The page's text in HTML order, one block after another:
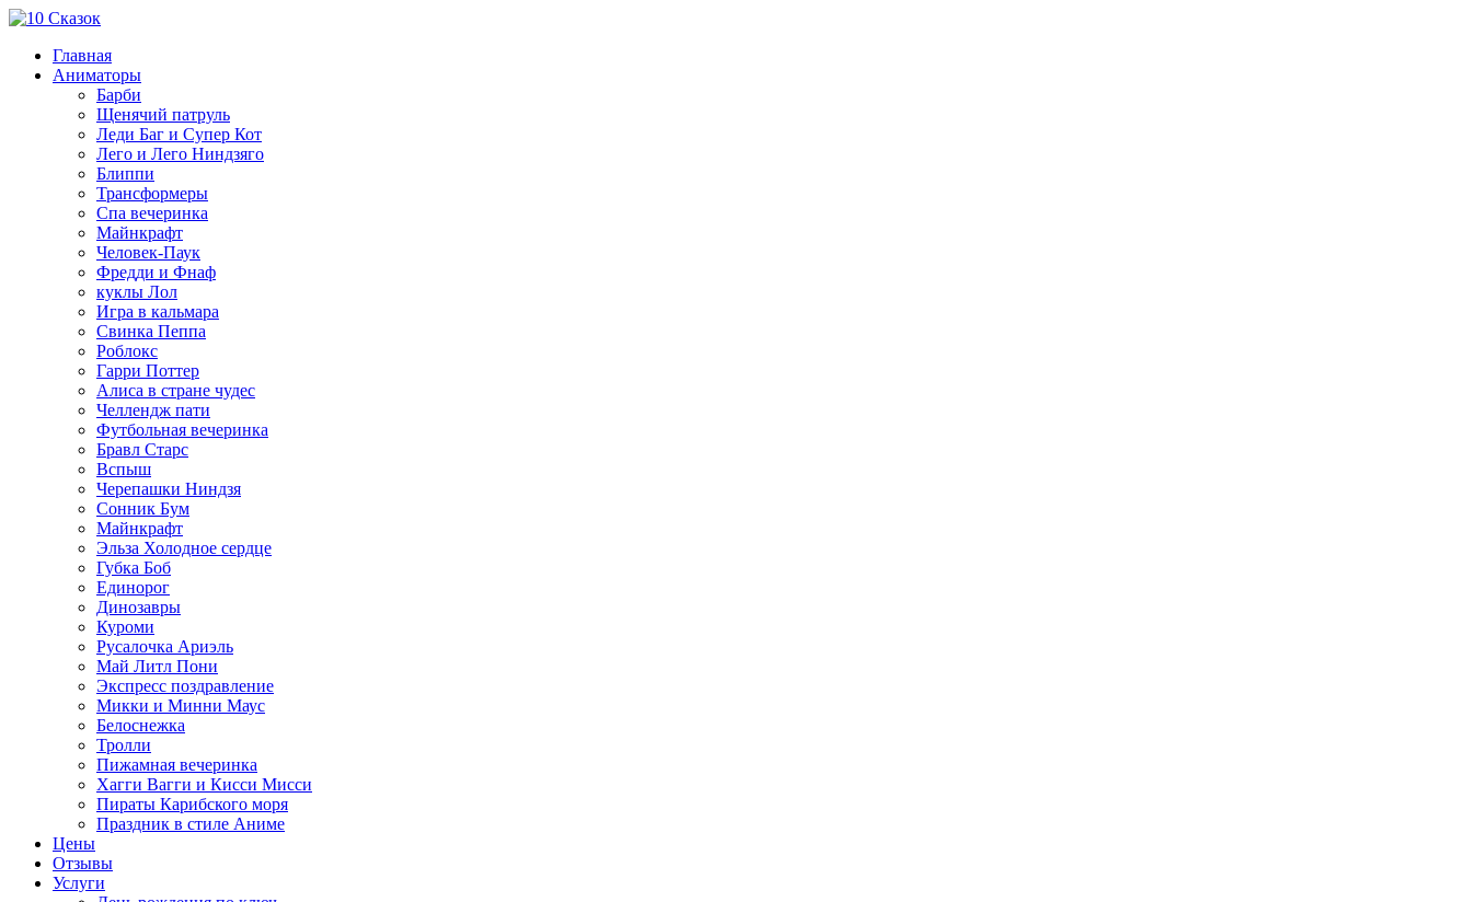
Главная
Аниматоры
Барби
Щенячий патруль
Леди Баг и Супер Кот
Лего и Лего Ниндзяго
Блиппи
Трансформеры
Спа вечеринка
Майнкрафт
Человек-Паук
Фредди и Фнаф
куклы Лол
Игра в кальмара
Свинка Пеппа
Роблокс
Гарри Поттер
Алиса в стране чудес
Челлендж пати
Футбольная вечеринка
Бравл Старс
Вспыш
Черепашки Ниндзя
Сонник Бум
Майнкрафт
Эльза Холодное сердце
Губка Боб
Единорог
Динозавры
Куроми
Русалочка Ариэль
Май Литл Пони
Экспресс поздравление
Микки и Минни Маус
Белоснежка
Тролли
Пижамная вечеринка
Хагги Вагги и Кисси Мисси
Пираты Карибского моря
Праздник в стиле Аниме
Цены
Отзывы
Услуги